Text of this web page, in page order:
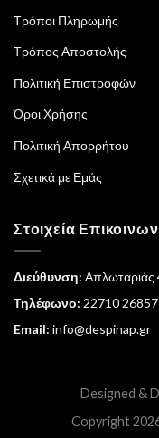
Τρόποι Πληρωμής
Τρόπος Αποστολής
Πολιτική Επιστροφών
Όροι Χρήσης
Πολιτική Απορρήτου
Σχετικά με Εμάς
Στοιχεία
Διεύθυνση: Απλωταριάς
Τηλέφωνο: 22710 26857
Email: info@despinap.gr
Designed &
Copyright